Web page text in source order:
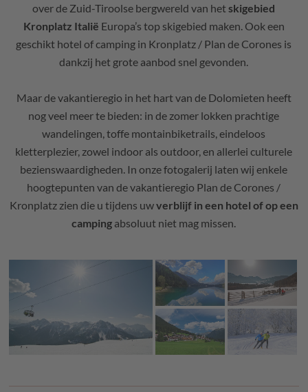
over de Zuid-Tiroolse bergwereld van hetskigebied
Kronplatz Italië Europa’s top skigebied maken. Ook een
geschikt hotel of camping in Kronplatz / Plan de Corones is
dankzij het grote aanbod snel gevonden.
Maar de vakantieregio in het hart van de Dolomieten heeft
nog veel meer te bieden: in de zomer lokken prachtige
wandelingen, toffe montainbiketrails, eindeloos
kletterplezier, zowel indoor als outdoor, en allerlei culturele
bezienswaardigheden. In onze fotogalerij laten wij enkele
hoogtepunten van de vakantieregio Plan de Corones /
Kronplatz zien die u tijdens uwverblijf in een hotel of op een
camping absoluut niet mag missen.